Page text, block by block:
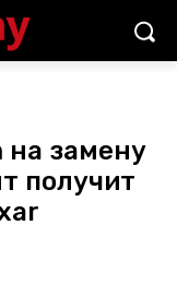
на замену
получит